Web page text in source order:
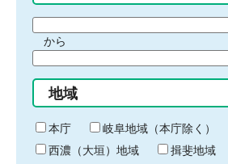
間
始
り
から
間
終
わ
り
地域
本庁
岐阜地域（本庁除く）
西濃（大垣）地域
揖斐地域